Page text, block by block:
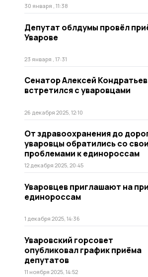
30 января , 11:38
Депутат облдумы провёл
Уварове
23 января , 17:31
Сенатор Алексей Кондратьев
встретился с уваровцами
26 декабря 2025, 12:10
От здравоохранения до
уваровцы обратились со
проблемами к единороссам
12 декабря 2025, 20:45
Уваровцев приглашают на
единороссам
1 декабря 2025, 14:36
Уваровский горсовет
опубликовал график приёма
депутатов
11 ноября 2025, 14:52